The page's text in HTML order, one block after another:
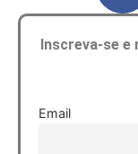
Inscreva-se
Email